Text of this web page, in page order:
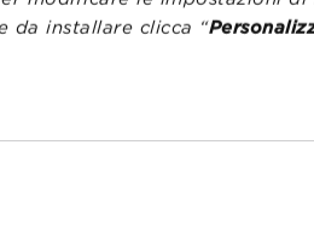
da installare clicca “